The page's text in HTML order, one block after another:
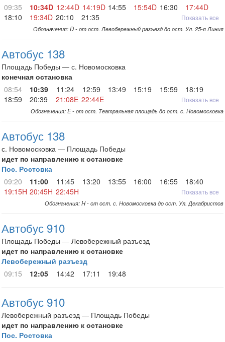
09:35
10:34D 12:44D 14:19D 14:55 15:54D 16:30
17:44D
18:10
19:34D 20:10 21:35 Показать все
Обозначения: D - от ост. Левобережный разъезд до ост. Ул. 25-я Линия
Автобус 138
Площадь Победы — с. Новомосковка
конечная остановка
08:54
10:39 11:24 12:59 13:49 15:19 15:59
18:19
18:59
20:39 21:08E 22:44E Показать все
Обозначения: E - от ост. Театральная площадь до ост. с. Новомосковка
Автобус 138
с. Новомосковка — Площадь Победы
идет по направлению к остановке
Пос. Ростовка
09:20
11:00 11:45 13:20 13:55 16:00 16:55
18:40
19:15H 20:45H 22:45H Показать все
Обозначения: H - от ост. с. Новомосковка до ост. Ул. Декабристов
Автобус 910
Площадь Победы — Левобережный разъезд
идет по направлению к остановке
Левобережный разъезд
09:15
12:05 14:42 17:11 19:48
Автобус 910
Левобережный разъезд — Площадь Победы
идет по направлению к остановке
Пос. Ростовка